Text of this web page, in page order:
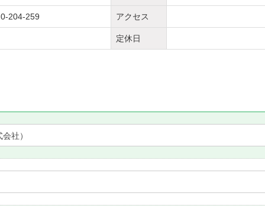
204-259 アクセス
定休日
社）